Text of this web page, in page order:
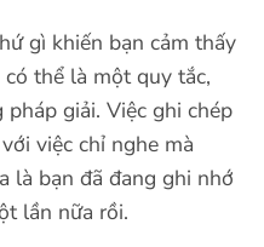
gì khiến bạn cảm thấy
thể là một quy tắc,
giải. Việc ghi chép
việc chỉ nghe mà
là bạn đã đang ghi nhớ
lần nữa rồi.